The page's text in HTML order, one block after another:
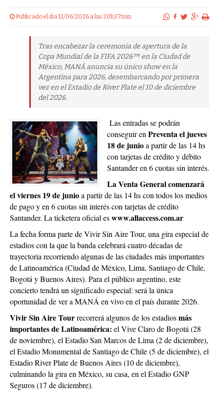
Publicado el dia 12/06/2026 a las 20h37min
Tras encabezar la ceremonia de apertura de la
Copa Mundial de la FIFA 2026™ en la Ciudad de
México, MANÁ anuncia su único show en la
Argentina para 2026, desembarcando por primera
vez en el Estadio de River Plate el 10 de diciembre
del 2026.
Las entradas se podrán
conseguir en Preventa el jueves
18 de junioa partir de las 14 hs
con tarjetas de crédito y débito
Santander en 6 cuotas sin interés.
La Venta General comenzará
el viernes 19 de junioa partir de las 14 hs con todos los medios
de pago y en 6 cuotas sin interés con tarjetas de crédito
Santander. La ticketera oficial eswww.allaccess.com.ar
La fecha forma parte de Vivir Sin Aire Tour, una gira especial de
estadios con la que la banda celebrará cuatro décadas de
trayectoria recorriendo algunas de las ciudades más importantes
de Latinoamérica (Ciudad de México, Lima, Santiago de Chile,
Bogotá y Buenos Aires). Para el público argentino, este
concierto tendrá un significado especial: será la única
oportunidad de ver a MANÁ en vivo en el país durante 2026.
Vivir Sin Aire Tourrecorrerá algunos de los estadiosmás
importantes de Latinoamérica: el Vive Claro de Bogotá (28
de noviembre), el Estadio San Marcos de Lima (2 de diciembre),
el Estadio Monumental de Santiago de Chile (5 de diciembre), el
Estadio River Plate de Buenos Aires (10 de diciembre),
culminando la gira en México, su casa, en el Estadio GNP
Seguros (17 de diciembre).